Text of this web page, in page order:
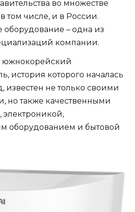
во множестве
том числе, и в России.
оборудование – одна из
компании.
южнокорейский
история которого началась
известен не только своими
но также качественными
электроникой,
оборудованием и бытовой